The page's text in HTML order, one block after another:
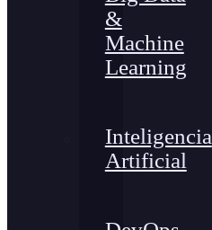
&
Machine
Learning
Inteligencia
Artificial